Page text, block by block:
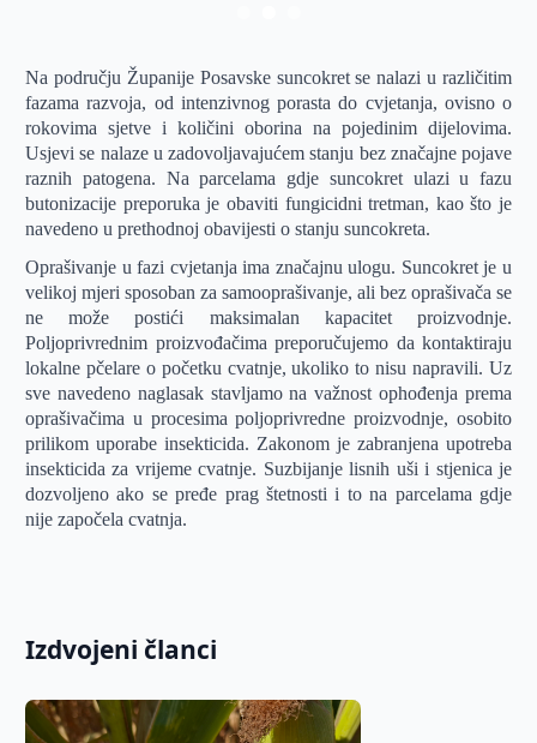
Na području Županije Posavske suncokret se nalazi u različitim
fazama razvoja, od intenzivnog porasta do cvjetanja, ovisno o
rokovima sjetve i količini oborina na pojedinim dijelovima.
Usjevi se nalaze u zadovoljavajućem stanju bez značajne pojave
raznih patogena. Na parcelama gdje suncokret ulazi u fazu
butonizacije preporuka je obaviti fungicidni tretman, kao što je
navedeno u prethodnoj obavijesti o stanju suncokreta.
Oprašivanje u fazi cvjetanja ima značajnu ulogu. Suncokret je u
velikoj mjeri sposoban za samooprašivanje, ali bez oprašivača se
ne može postići maksimalan kapacitet proizvodnje.
Poljoprivrednim proizvođačima preporučujemo da kontaktiraju
lokalne pčelare o početku cvatnje, ukoliko to nisu napravili. Uz
sve navedeno naglasak stavljamo na važnost ophođenja prema
oprašivačima u procesima poljoprivredne proizvodnje, osobito
prilikom uporabe insekticida. Zakonom je zabranjena upotreba
insekticida za vrijeme cvatnje. Suzbijanje lisnih uši i stjenica je
dozvoljeno ako se pređe prag štetnosti i to na parcelama gdje
nije započela cvatnja.
Izdvojeni članci